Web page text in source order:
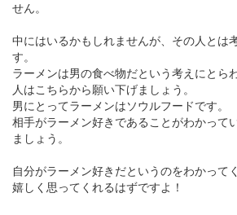
せん。
中にはいるかもしれませんが、その人とは
す。
ラーメンは男の食べ物だという考えにとら
人はこちらから願い下げましょう。
男にとってラーメンはソウルフードです。
相手がラーメン好きであることがわかって
ましょう。
自分がラーメン好きだというのをわかって
嬉しく思ってくれるはずですよ！